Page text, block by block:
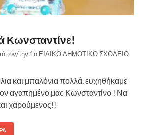
Κωνσταντίνε!
τον/την 1ο ΕΙΔΙΚΟ ΔΗΜΟΤΙΚΟ ΣΧΟΛΕΙΟ
και μπαλόνια πολλά, ευχηθήκαμε
αγαπημένο μας Κωνσταντίνο ! Να
χαρούμενος!!